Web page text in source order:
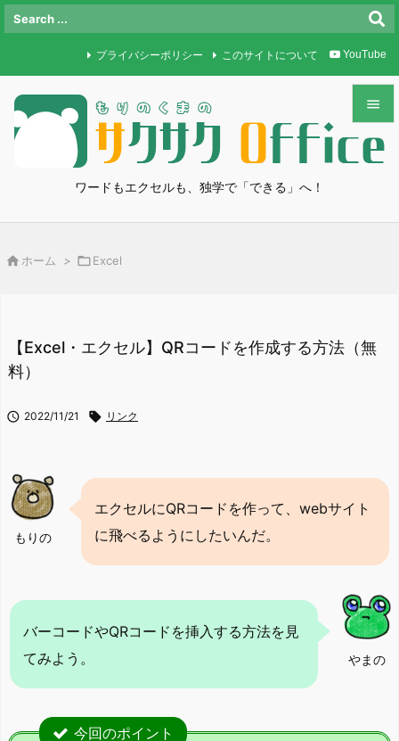
ワードもエクセルも、独学で「できる」へ！


メニュ
検索
プライバシーポリシー このサイトについて YouTube
 ホーム > Excel
【Excel・エクセル】QRコードを作成する方法（無
料）
 2022/11/21  リンク
もりの
エクセルにQRコードを作って、webサイト
に飛べるようにしたいんだ。
やまの
バーコードやQRコードを挿入する方法を見
てみよう。
今回のポイント